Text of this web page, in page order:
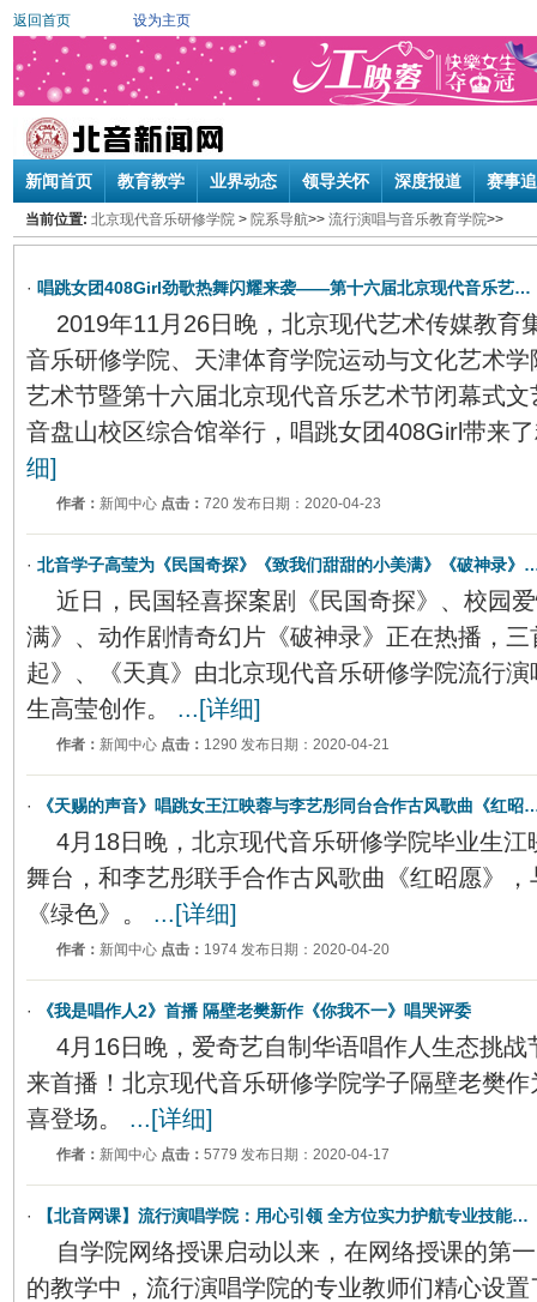
返回首页 设为主页
新闻首页 教育教学 业界动态 领导关怀 深度报道 赛事
当前位置: 北京现代音乐研修学院 > 院系导航>> 流行演唱与音乐教育学院>>
· 唱跳女团408Girl劲歌热舞闪耀来袭——第十六届北京现代音乐艺…
2019年11月26日晚，北京现代艺术传媒教育
音乐研修学院、天津体育学院运动与文化艺术
艺术节暨第十六届北京现代音乐艺术节闭幕式
音盘山校区综合馆举行，唱跳女团408Girl带来
细]
作者： 新闻中心 点击： 720 发布日期：2020-04-23
· 北音学子高莹为《民国奇探》《致我们甜甜的小美满》《破神录》
近日，民国轻喜探案剧《民国奇探》、校园
满》、动作剧情奇幻片《破神录》正在热播，
起》、《天真》由北京现代音乐研修学院流行
生高莹创作。
...[详细]
作者： 新闻中心 点击： 1290 发布日期：2020-04-21
· 《天赐的声音》唱跳女王江映蓉与李艺彤同台合作古风歌曲《红昭
4月18日晚，北京现代音乐研修学院毕业生
舞台，和李艺彤联手合作古风歌曲《红昭愿》
《绿色》。
...[详细]
作者： 新闻中心 点击： 1974 发布日期：2020-04-20
· 《我是唱作人2》首播 隔壁老樊新作《你我不一》唱哭评委
4月16日晚，爱奇艺自制华语唱作人生态挑
来首播！北京现代音乐研修学院学子隔壁老樊
喜登场。 ...[详细]
作者： 新闻中心 点击： 5779 发布日期：2020-04-17
· 【北音网课】流行演唱学院：用心引领 全方位实力护航专业技能…
自学院网络授课启动以来，在网络授课的第
的教学中，流行演唱学院的专业教师们精心设